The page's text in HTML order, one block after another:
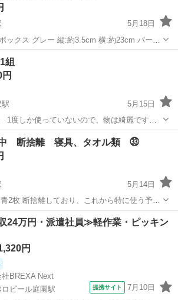
5月18日
:約3.5cm 横:約23cm パール
多めに購入したもので、未使用品です。 同様
納に使用してます。 ※3枚目は使用例で...
駅
組
5月15日
1度しか使っていないので、物は綺麗です。
き、受け渡し後はノンクレームノンリターン
岩見沢駅 冠婚葬祭
断捨離 寝具、タオル類 ㉝
5月14日
に使う予定
捨離シリーズはすべて新品
保管品になります。 経年劣化により外装や箱
...
幌駅 冠婚葬祭 断捨離
24万円・派遣社員≫軽作業・ピッキン
円
社BREXA Next
ビール庭園駅
提携サイト 7月10日